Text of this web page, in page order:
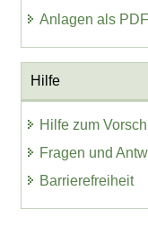
Anlagen als PDF
Hilfe
Hilfe zum
Fragen und
Barrierefreiheit